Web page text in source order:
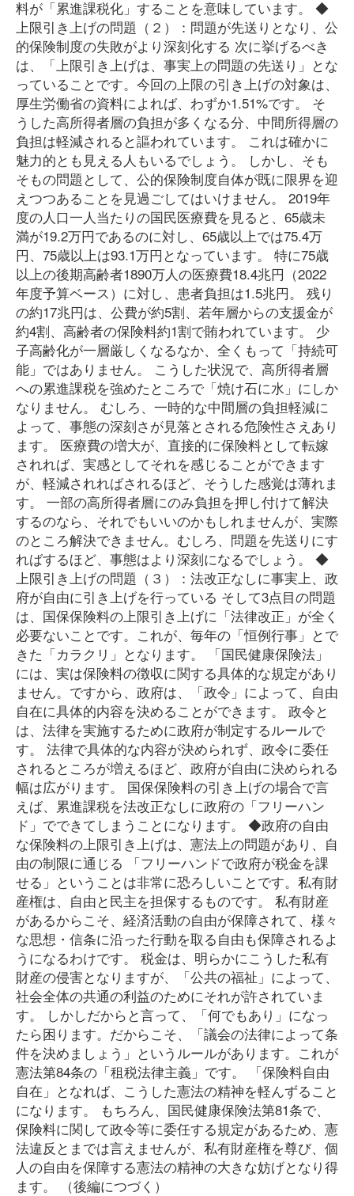
料が「累進課税化」することを意味しています。 ◆
上限引き上げの問題（２）：問題が先送りとなり、公
的保険制度の失敗がより深刻化する 次に挙げるべき
は、「上限引き上げは、事実上の問題の先送り」とな
っていることです。今回の上限の引き上げの対象は、
厚生労働省の資料によれば、わずか1.51%です。 そ
うした高所得者層の負担が多くなる分、中間所得層の
負担は軽減されると謳われています。 これは確かに
魅力的とも見える人もいるでしょう。 しかし、そも
そもの問題として、公的保険制度自体が既に限界を迎
えつつあることを見過ごしてはいけません。 2019年
度の人口一人当たりの国民医療費を見ると、65歳未
満が19.2万円であるのに対し、65歳以上では75.4万
円、75歳以上は93.1万円となっています。 特に75歳
以上の後期高齢者1890万人の医療費18.4兆円（2022
年度予算ベース）に対し、患者負担は1.5兆円。 残り
の約17兆円は、公費が約5割、若年層からの支援金が
約4割、高齢者の保険料約1割で賄われています。 少
子高齢化が一層厳しくなるなか、全くもって「持続可
能」ではありません。 こうした状況で、高所得者層
への累進課税を強めたところで「焼け石に水」にしか
なりません。 むしろ、一時的な中間層の負担軽減に
よって、事態の深刻さが見落とされる危険性さえあり
ます。 医療費の増大が、直接的に保険料として転嫁
されれば、実感としてそれを感じることができます
が、軽減されればされるほど、そうした感覚は薄れま
す。 一部の高所得者層にのみ負担を押し付けて解決
するのなら、それでもいいのかもしれませんが、実際
のところ解決できません。むしろ、問題を先送りにす
ればするほど、事態はより深刻になるでしょう。 ◆
上限引き上げの問題（３）：法改正なしに事実上、政
府が自由に引き上げを行っている そして3点目の問題
は、国保保険料の上限引き上げに「法律改正」が全く
必要ないことです。これが、毎年の「恒例行事」とで
きた「カラクリ」となります。 「国民健康保険法」
には、実は保険料の徴収に関する具体的な規定があり
ません。ですから、政府は、「政令」によって、自由
自在に具体的内容を決めることができます。 政令と
は、法律を実施するために政府が制定するルールで
す。 法律で具体的な内容が決められず、政令に委任
されるところが増えるほど、政府が自由に決められる
幅は広がります。 国保保険料の引き上げの場合で言
えば、累進課税を法改正なしに政府の「フリーハン
ド」でできてしまうことになります。 ◆政府の自由
な保険料の上限引き上げは、憲法上の問題があり、自
由の制限に通じる 「フリーハンドで政府が税金を課
せる」ということは非常に恐ろしいことです。私有財
産権は、自由と民主を担保するものです。 私有財産
があるからこそ、経済活動の自由が保障されて、様々
な思想・信条に沿った行動を取る自由も保障されるよ
うになるわけです。 税金は、明らかにこうした私有
財産の侵害となりますが、「公共の福祉」によって、
社会全体の共通の利益のためにそれが許されていま
す。 しかしだからと言って、「何でもあり」になっ
たら困ります。だからこそ、「議会の法律によって条
件を決めましょう」というルールがあります。これが
憲法第84条の「租税法律主義」です。 「保険料自由
自在」となれば、こうした憲法の精神を軽んずること
になります。 もちろん、国民健康保険法第81条で、
保険料に関して政令等に委任する規定があるため、憲
法違反とまでは言えませんが、私有財産権を尊び、個
人の自由を保障する憲法の精神の大きな妨げとなり得
ます。 （後編につづく）